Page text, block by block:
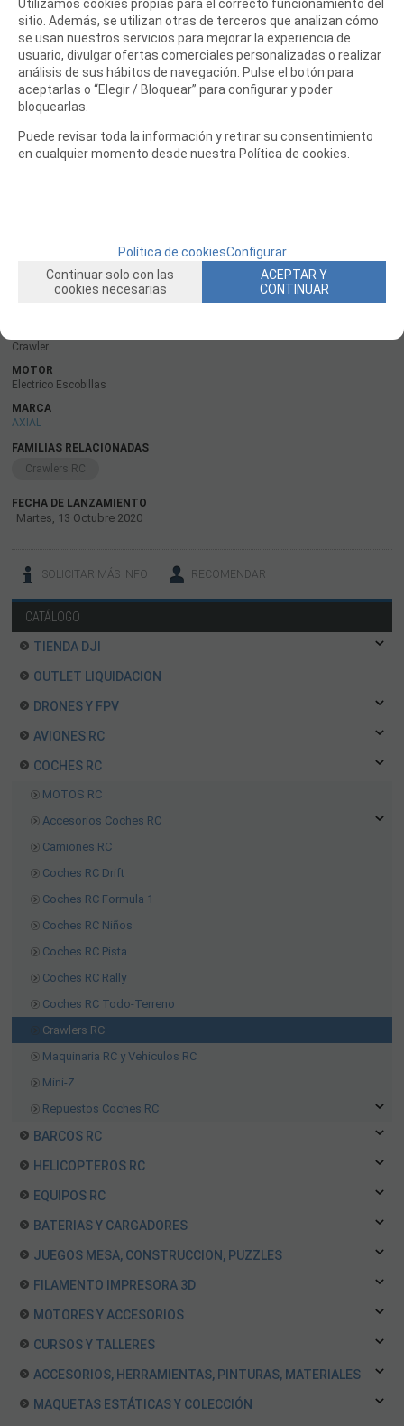
¿Qué hay en la caja?
(1) Axial® RR10 ™ Bomber 1/10 4WD RTR con:
(1) Receptor de 3 canales Spektrum ™ SR315 (instalado)
(1) Spektrum ™ S614 15 kg Servo de engranaje metálico
impermeable (instalado)
LiPo 3S (instalado)
(1) Motor Axial® 35T (instalado)
Escala 1/10
FORMATO
Crawler
MOTOR
Electrico Escobillas
MARCA
AXIAL
FAMILIAS RELACIONADAS
Crawlers RC
FECHA DE LANZAMIENTO
Martes, 13 Octubre 2020
SOLICITAR MÁS INFO RECOMENDAR
CATÁLOGO
TIENDA DJI
OUTLET LIQUIDACION
DRONES Y FPV
AVIONES RC
COCHES RC
MOTOS RC
Accesorios Coches RC
Camiones RC
Coches RC Drift
Coches RC Formula 1
Coches RC Niños
Coches RC Pista
Coches RC Rally
Coches RC Todo-Terreno
Crawlers RC
Maquinaria RC y Vehiculos RC
Mini-Z
Repuestos Coches RC
BARCOS RC
HELICOPTEROS RC
EQUIPOS RC
BATERIAS Y CARGADORES
JUEGOS MESA, CONSTRUCCION, PUZZLES
FILAMENTO IMPRESORA 3D
MOTORES Y ACCESORIOS
CURSOS Y TALLERES
ACCESORIOS, HERRAMIENTAS, PINTURAS, MATERIALES
MAQUETAS ESTÁTICAS Y COLECCIÓN
Utilizamos cookies propias para el correcto funcionamiento del
sitio. Además, se utilizan otras de terceros que analizan cómo
se usan nuestros servicios para mejorar la experiencia de
usuario, divulgar ofertas comerciales personalizadas o realizar
análisis de sus hábitos de navegación. Pulse el botón para
aceptarlas o “Elegir / Bloquear” para configurar y poder
bloquearlas.
Puede revisar toda la información y retirar su consentimiento
en cualquier momento desde nuestra Política de cookies.
Política de cookiesConfigurar
Continuar solo con las
cookies necesarias
ACEPTAR Y
CONTINUAR